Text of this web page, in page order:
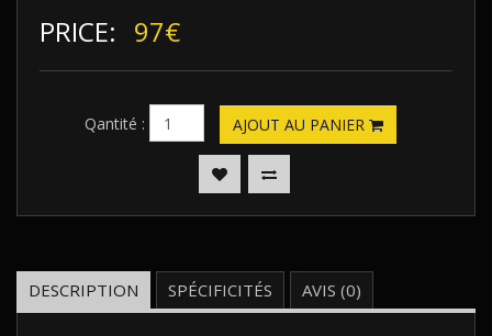
PRICE: 97€
Qantité : AJOUT AU PANIER
DESCRIPTION SPÉCIFICITÉS AVIS (0)